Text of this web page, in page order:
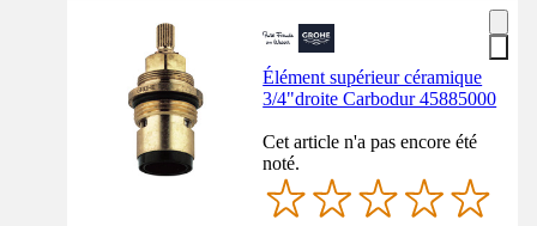
Élément supérieur céramique
3/4"droite Carbodur 45885000
Cet article n'a pas encore été
noté.